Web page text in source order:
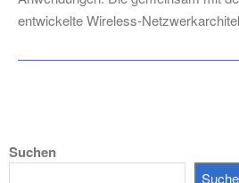
entwickelte Wireless-
Suchen